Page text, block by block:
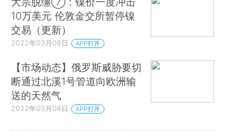
10万美元 伦敦金交所暂停镍
交易（更新）
2022年03月08日 APP打开
【市场动态】俄罗斯威胁要切
断通过北溪1号管道向欧洲输
送的天然气
2022年03月08日 APP打开